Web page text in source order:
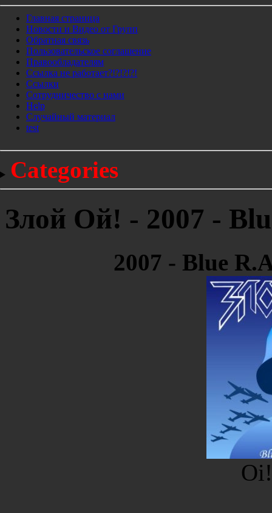
Главная страница
Новости и Видео от Групп
Обратная связь
Пользовательское соглашение
Правообладателям
Ссылка не работает?!?!?!?!
Ссылки
Сотрудничество с нами
Help
Cлучайный материал
test
Categories
Злой Ой! - 2007 -
2007 - Blue